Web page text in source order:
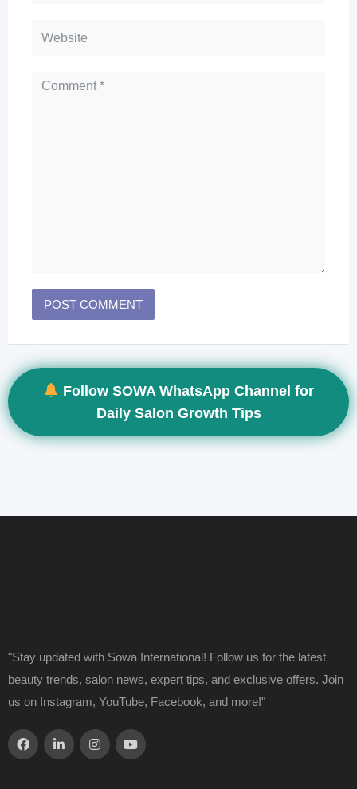
Follow SOWA WhatsApp Channel for
Daily Salon Growth Tips
"Stay updated with Sowa International! Follow us for the latest
beauty trends, salon news, expert tips, and exclusive offers. Join
us on Instagram, YouTube, Facebook, and more!"